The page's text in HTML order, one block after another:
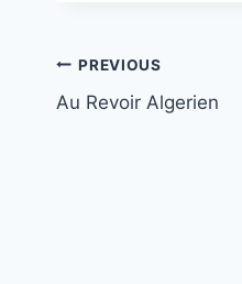
Post
navigation
PREVIOUS
Au Revoir Algerien